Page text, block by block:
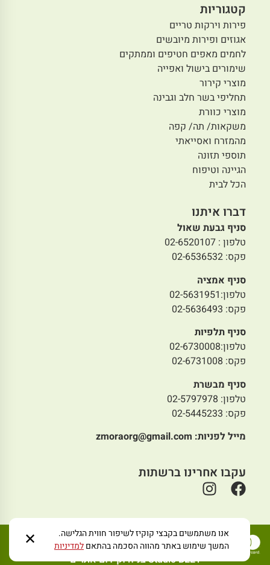
קטגוריות
פירות וירקות טריים
אגוזים ופירות מיובשים
לחמים מאפים חטיפים וממתקים
שימורים בישול ואפייה
מוצרי קירור
תחליפי בשר חלב וגבינה
מוצרי כוורת
משקאות/ תה/ קפה
מהמזרח ואסייאתי
תוספי תזונה
הגיינה וטיפוח
הכל לבית
דברו איתנו
סניף גבעת שאול
טלפון : 02-6520107
פקס: 02-6536532
סניף אמציה
טלפון:02-5631951
פקס: 02-5636493
סניף תלפיות
טלפון:02-6730008
פקס: 02-6731008
סניף מבשרת
טלפון: 02-5797978
פקס: 02-5445233
מייל לפניות: zmoraorg@gmail.com
עקבו אחרינו ברשתות
Studio BEE1 בניה וקידום אתרים
אנו משתמשים בקבצי קוקיז לשיפור חווית הגלישה.
המשך שימוש באתר מהווה הסכמה בהתאםלמדיניות ✕